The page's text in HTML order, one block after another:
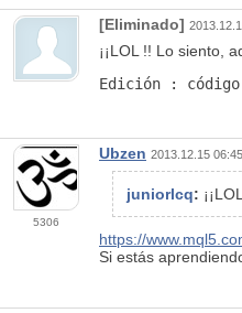
[Eliminado]
¡¡LOL !! Lo siento,
Edición :
5306
Ubzen 2013.12.15 06:45
juniorlcq:
https://
Si estás